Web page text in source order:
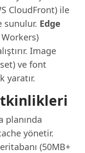
CloudFront) ile
sunulur. Edge
Image
ve font
yaratır.
planında
yönetir.
(50MB+